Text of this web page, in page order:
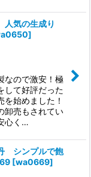
人気の生成り
]
なので激安！極
して好評だった
始めました！
卸売もされてい
心く…
シンプルで飽
[wa0669]